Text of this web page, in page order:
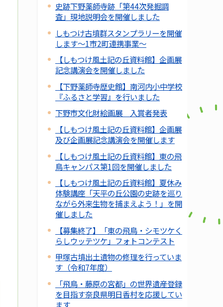
史跡下野薬師寺跡「第44次発掘調
査」現地説明会を開催しました
しもつけ古墳群スタンプラリーを開催
します～1市2町連携事業～
【しもつけ風土記の丘資料館】企画展
記念講演会を開催しました
【下野薬師寺歴史館】南河内小中学校
『ふるさと学習』を行いました
下野市文化財絵画展 入賞者発表
【しもつけ風土記の丘資料館】企画展
及び企画展記念講演会を開催します
【しもつけ風土記の丘資料館】東の飛
鳥キャンパス第1回を開催しました
【しもつけ風土記の丘資料館】夏休み
体験講座「天平の丘公園の史跡を巡り
ながら外来生物を捕まえよう！」を開
催しました
【募集終了】「東の飛鳥・シモツケく
らしウッテツケ」フォトコンテスト
甲塚古墳出土遺物の修理を行っていま
す（令和7年度）
「飛鳥・藤原の宮都」の世界遺産登録
を目指す奈良県明日香村を応援してい
ます